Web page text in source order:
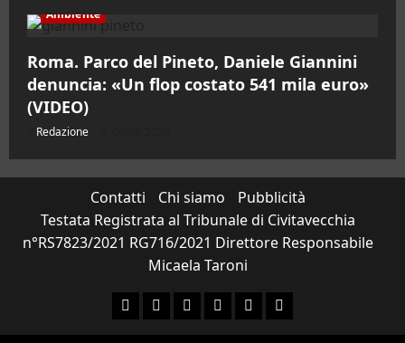
Ambiente
Roma. Parco del Pineto, Daniele Giannini
denuncia: «Un flop costato 541 mila euro»
(VIDEO)
Redazione
Contatti Chi siamo
Pubblicità
Testata Registrata al Tribunale di Civitavecchia
n°RS7823/2021 RG716/2021 Direttore Responsabile
Micaela Taroni
FacebookInstagram
YouTubeTwitterEmailEnte Parco